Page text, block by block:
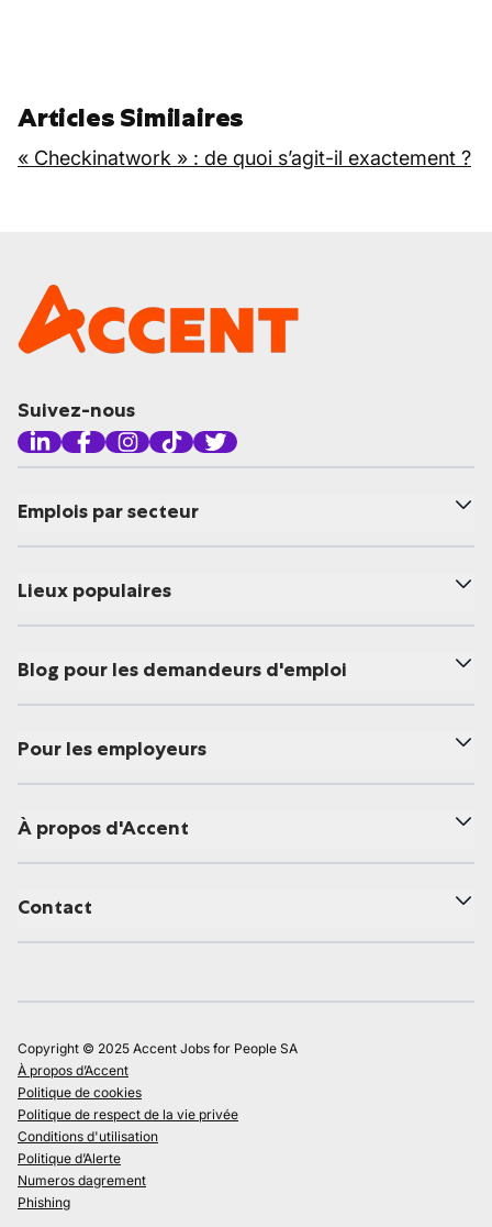
Articles Similaires
« Checkinatwork » : de quoi s’agit-il exactement ?
Suivez-nous
Emplois par secteur
Lieux populaires
Blog pour les demandeurs d'emploi
Pour les employeurs
À propos d'Accent
Contact
Copyright © 2025 Accent Jobs for People SA
À propos d’Accent
Politique de cookies
Politique de respect de la vie privée
Conditions d'utilisation
Politique d’Alerte
Numeros dagrement
Phishing